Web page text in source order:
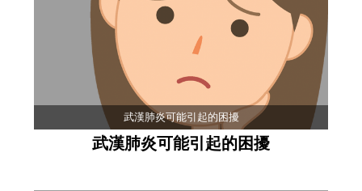
武漢肺炎可能引起的困擾
武漢肺炎可能引起的困擾